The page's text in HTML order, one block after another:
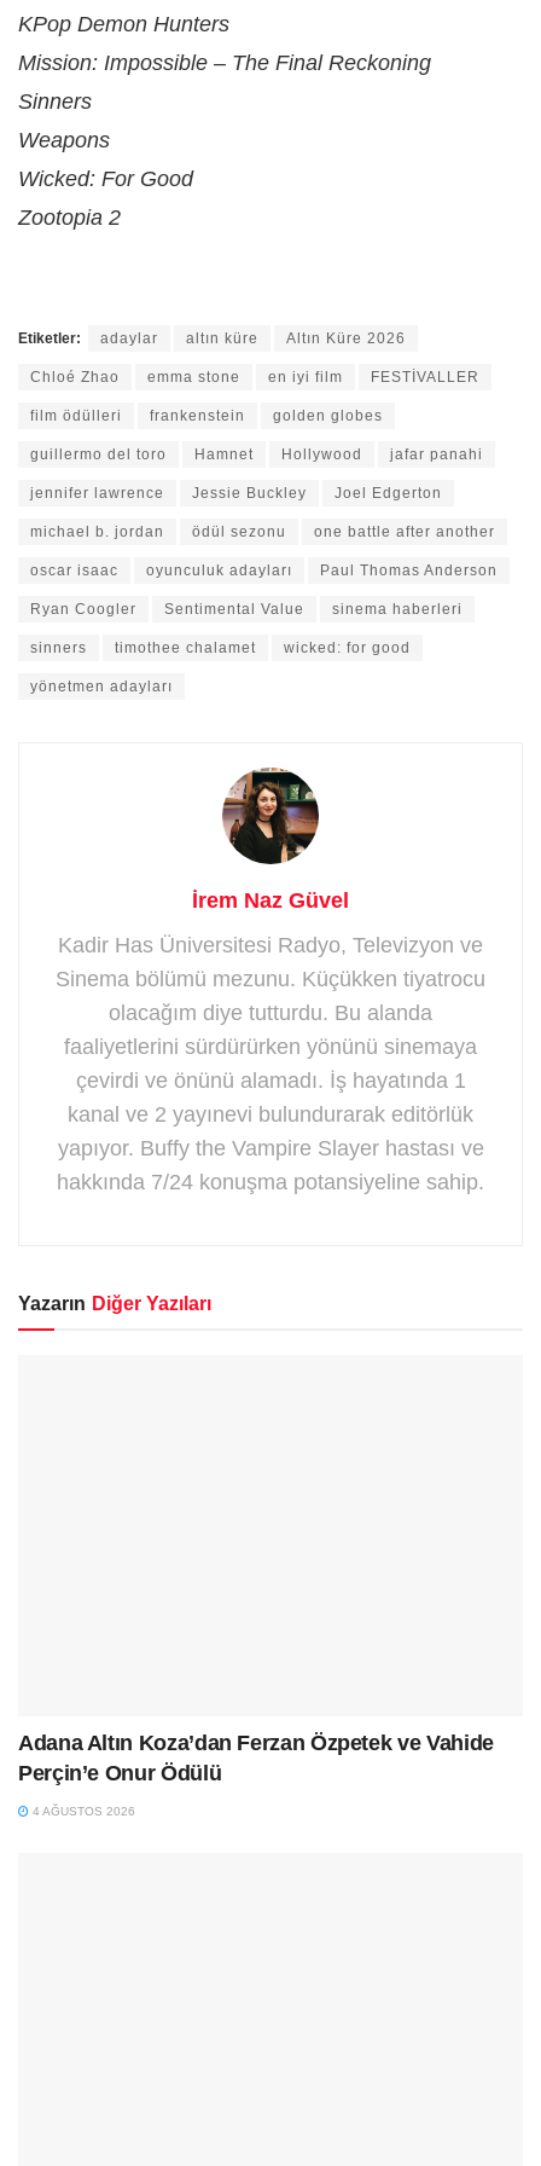
KPop Demon Hunters
Mission: Impossible – The Final Reckoning
Sinners
Weapons
Wicked: For Good
Zootopia 2
Etiketler: adaylar altın küre Altın Küre 2026
Chloé Zhao emma stone en iyi film FESTİVALLER
film ödülleri frankenstein golden globes
guillermo del toro Hamnet Hollywood jafar panahi
jennifer lawrence Jessie Buckley Joel Edgerton
michael b. jordan ödül sezonu one battle after another
oscar isaac oyunculuk adayları Paul Thomas Anderson
Ryan Coogler Sentimental Value sinema haberleri
sinners timothee chalamet wicked: for good
yönetmen adayları
İrem Naz Güvel
Kadir Has Üniversitesi Radyo, Televizyon ve
Sinema bölümü mezunu. Küçükken tiyatrocu
olacağım diye tutturdu. Bu alanda
faaliyetlerini sürdürürken yönünü sinemaya
çevirdi ve önünü alamadı. İş hayatında 1
kanal ve 2 yayınevi bulundurarak editörlük
yapıyor. Buffy the Vampire Slayer hastası ve
hakkında 7/24 konuşma potansiyeline sahip.
Yazarın Diğer Yazıları
Adana Altın Koza’dan Ferzan Özpetek ve Vahide
Perçin’e Onur Ödülü
4 AĞUSTOS 2026